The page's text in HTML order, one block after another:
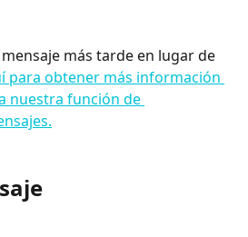
más tarde en lugar de
para obtener más información
nuestra función de